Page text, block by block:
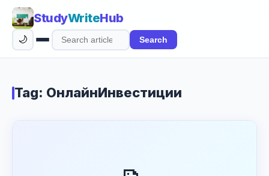
StudyWriteHub
Search
articles
Search
🌙
Tag: ОнлайнИнвестиции